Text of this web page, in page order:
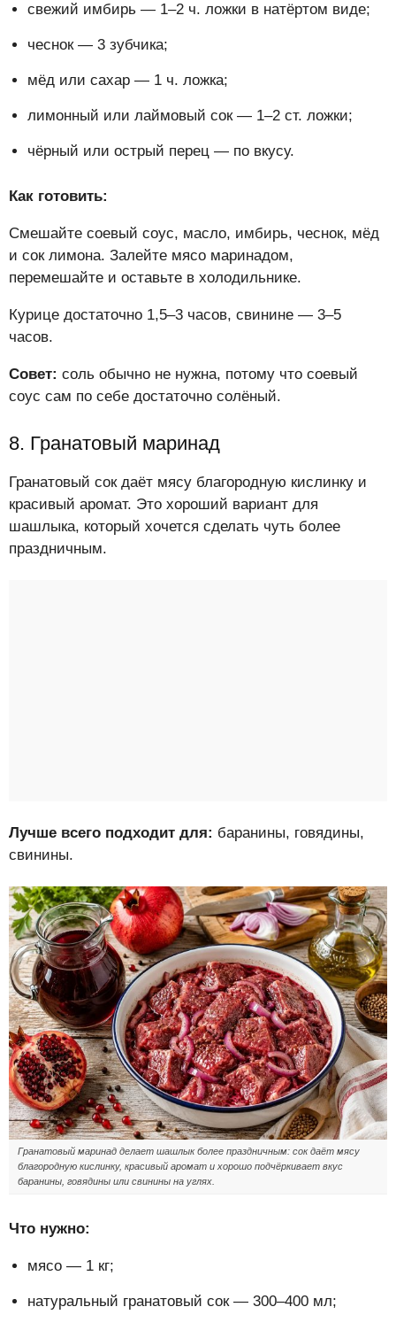
свежий имбирь — 1–2 ч. ложки в натёртом виде;
чеснок — 3 зубчика;
мёд или сахар — 1 ч. ложка;
лимонный или лаймовый сок — 1–2 ст. ложки;
чёрный или острый перец — по вкусу.
Как готовить:
Смешайте соевый соус, масло, имбирь, чеснок, мёд
и сок лимона. Залейте мясо маринадом,
перемешайте и оставьте в холодильнике.
Курице достаточно 1,5–3 часов, свинине — 3–5
часов.
Совет: соль обычно не нужна, потому что соевый
соус сам по себе достаточно солёный.
8. Гранатовый маринад
Гранатовый сок даёт мясу благородную кислинку и
красивый аромат. Это хороший вариант для
шашлыка, который хочется сделать чуть более
праздничным.
Лучше всего подходит для: баранины, говядины,
свинины.
Гранатовый маринад делает шашлык более праздничным: сок даёт мясу
благородную кислинку, красивый аромат и хорошо подчёркивает вкус
баранины, говядины или свинины на углях.
Что нужно:
мясо — 1 кг;
натуральный гранатовый сок — 300–400 мл;